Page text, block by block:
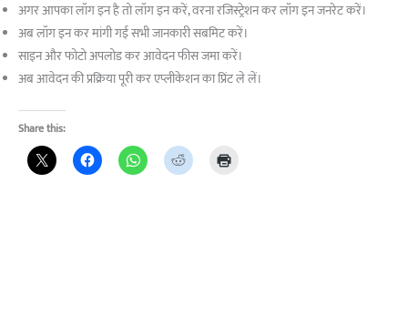
अगर आपका लॉग इन है तो लॉग इन करें, वरना रजिस्ट्रेशन कर लॉग इन जनरेट करें।
अब लॉग इन कर मांगी गई सभी जानकारी सबमिट करें।
साइन और फोटो अपलोड कर आवेदन फीस जमा करें।
अब आवेदन की प्रक्रिया पूरी कर एप्लीकेशन का प्रिंट ले लें।
Share this: